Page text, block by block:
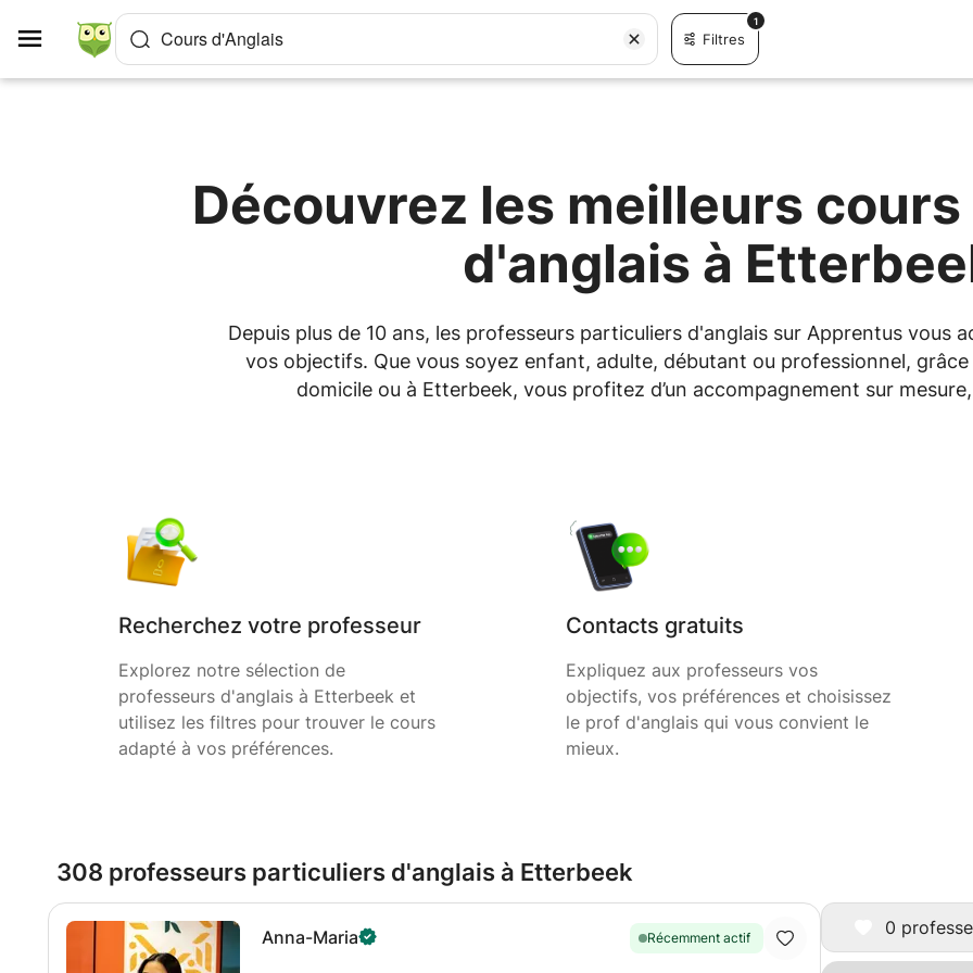
Cours d'Anglais Filtres
1
Découvrez les meilleurs
d'anglais à
Depuis plus de 10 ans, les professeurs particuliers d'anglais sur Apprentus vous
vos objectifs. Que vous soyez enfant, adulte, débutant ou professionnel,
domicile ou à Etterbeek, vous profitez d’un accompagnement sur
Recherchez votre professeur
Explorez notre sélection de
professeurs d'anglais à Etterbeek et
utilisez les filtres pour trouver le cours
adapté à vos préférences.
Contacts gratuits
Expliquez aux professeurs vos
objectifs, vos préférences et choisissez
le prof d'anglais qui vous convient le
mieux.
0
308 professeurs particuliers d'anglais à Etterbeek
Anna-Maria Récemment actif